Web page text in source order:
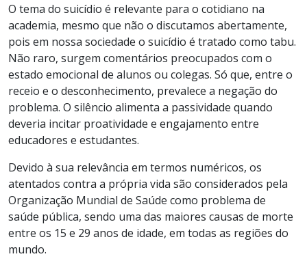
O tema do suicídio é relevante para o cotidiano na
academia, mesmo que não o discutamos abertamente,
pois em nossa sociedade o suicídio é tratado como tabu.
Não raro, surgem comentários preocupados com o
estado emocional de alunos ou colegas. Só que, entre o
receio e o desconhecimento, prevalece a negação do
problema. O silêncio alimenta a passividade quando
deveria incitar proatividade e engajamento entre
educadores e estudantes.
Devido à sua relevância em termos numéricos, os
atentados contra a própria vida são considerados pela
Organização Mundial de Saúde como problema de
saúde pública, sendo uma das maiores causas de morte
entre os 15 e 29 anos de idade, em todas as regiões do
mundo.